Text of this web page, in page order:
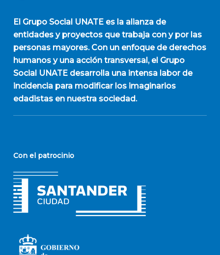
El Grupo Social UNATEes la alianza de
entidades y proyectos que trabaja con y por las
personas mayores. Con un enfoque de derechos
humanos y una acción transversal, el Grupo
Social UNATE desarrolla una intensa labor de
incidencia para modificar los imaginarios
edadistas en nuestra sociedad.
Con el patrocinio